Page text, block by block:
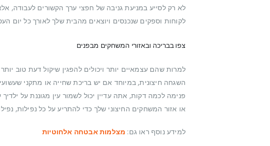
לא רק לסייע במניעת גניבה של חפצי ערך הקשורים לעבודה,
לקוחות וספקים שנכנסים ויוצאים מהבית שלך לאורך כל יום
צפו בבריכה ובאזורי המשחקים מבפנים
למרות שהם עצמאיים יותר ויכולים להפגין שיקול דעת טוב
השגחה חיצונית, במיוחד אם יש בריכת שחייה או מתקני
פנימה לכמה דקות, אתה עדיין יכול לשמור עין מגוננת על
או אזור המשחקים החיצוני שלך כדי להתריע על כל נפילות,
למידע נוסף ראו גם: מצלמות אבטחה אלחוטיות